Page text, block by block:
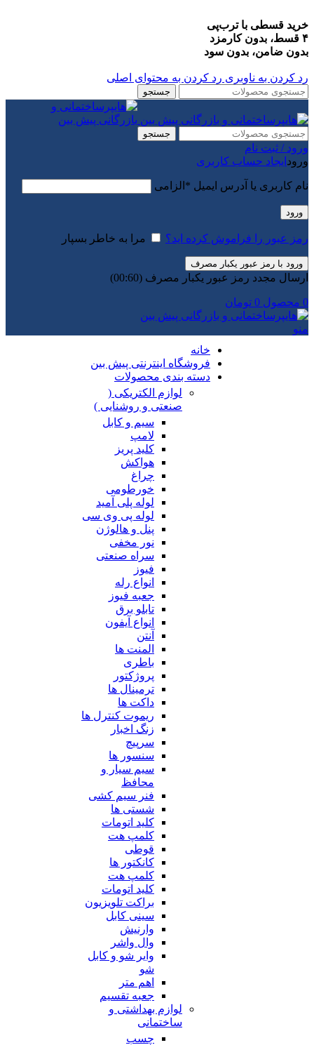
خرید قسطی با ترب‌پی
۴ قسط، بدون کارمزد
بدون ضامن، بدون سود
رد کردن به ناوبری رد کردن به محتوای اصلی
جستجو
جستجو
ورود / ثبت نام
ورود ایجاد حساب کاربری
نام کاربری یا آدرس ایمیل * الزامی
ورود
رمز عبور را فراموش کرده اید؟ مرا به خاطر بسپار
ورود با رمز عبور یکبار مصرف
ارسال مجدد رمز عبور یکبار مصرف (00:
60
)
0 محصول 0 تومان
منو
خانه
فروشگاه اینترنتی پیش بین
دسته بندی محصولات
لوازم الکتریکی (
صنعتی و روشنایی )
سیم و کابل
لامپ
کلید پریز
هواکش
چراغ
خورطومی
لوله پلی آمید
لوله پی وی سی
پنل و هالوژن
نور مخفی
سراه صنعتی
فیوز
انواع رله
جعبه فیوز
تابلو برق
انواع آیفون
آنتن
المنت ها
باطری
پروژکتور
ترمینال ها
داکت ها
ریموت کنترل ها
زنگ اخبار
سرپیچ
سنسور ها
سیم سیار و
محافظ
فنر سیم کشی
شستی ها
کلید اتومات
کلمپ هت
قوطی
کانکتور ها
کلمپ هت
کلید اتومات
براکت تلویزیون
سینی کابل
وارنیش
وال واشر
وایر شو و کابل
شو
اهم متر
جعبه تقسیم
لوازم بهداشتی و
ساختمانی
چسب